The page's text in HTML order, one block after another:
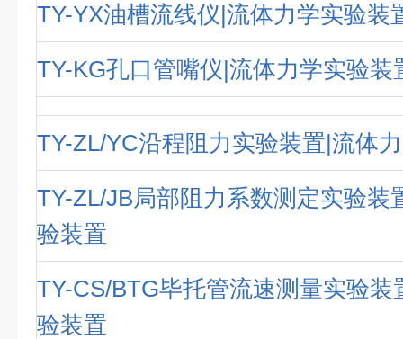
TY-YX油槽流线仪|流体力学实验装
TY-KG孔口管嘴仪|流体力学实验装
TY-ZL/YC沿程阻力实验装置|流体
TY-ZL/JB局部阻力系数测定实验装
验装置
TY-CS/BTG毕托管流速测量实验装
验装置